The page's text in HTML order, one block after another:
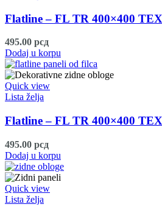
Flatline – FL TR 400×400
495.00 рсд
Dodaj u korpu
Quick view
Lista želja
Flatline – FL TR 400×400
495.00 рсд
Dodaj u korpu
Quick view
Lista želja